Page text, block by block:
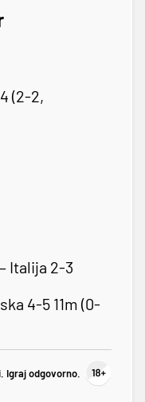
(2-2,
Italija 2-3
4-5 11m (0-
Igraj odgovorno.